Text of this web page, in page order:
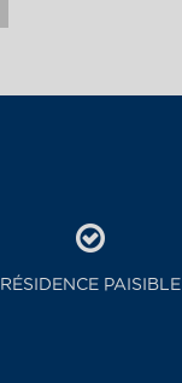
RÉSIDENCE PAISIBLE